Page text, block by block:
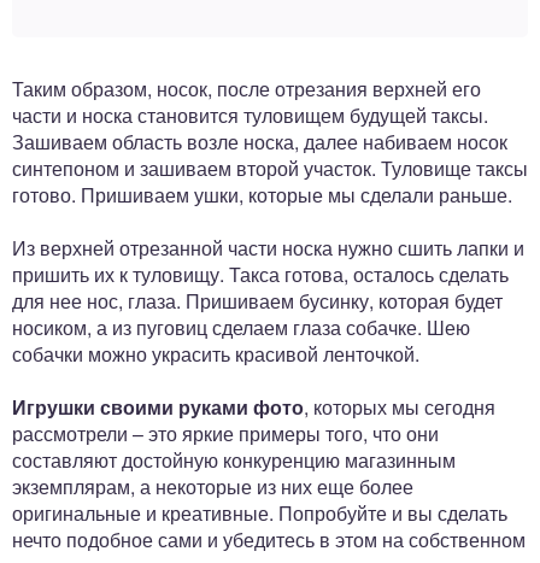
Таким образом, носок, после отрезания верхней его
части и носка становится туловищем будущей таксы.
Зашиваем область возле носка, далее набиваем носок
синтепоном и зашиваем второй участок. Туловище таксы
готово. Пришиваем ушки, которые мы сделали раньше.
Из верхней отрезанной части носка нужно сшить лапки и
пришить их к туловищу. Такса готова, осталось сделать
для нее нос, глаза. Пришиваем бусинку, которая будет
носиком, а из пуговиц сделаем глаза собачке. Шею
собачки можно украсить красивой ленточкой.
Игрушки своими руками фото, которых мы сегодня
рассмотрели – это яркие примеры того, что они
составляют достойную конкуренцию магазинным
экземплярам, а некоторые из них еще более
оригинальные и креативные. Попробуйте и вы сделать
нечто подобное сами и убедитесь в этом на собственном